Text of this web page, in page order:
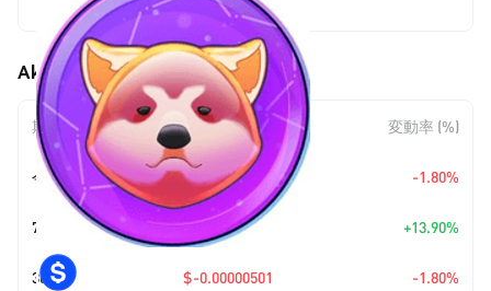
$0.00027323
Akita Inu ASA (AKTA) の価格変動
期間 金額変動 変動率 (%)
今日 $-0.00000501 -1.80%
7日 +$0.00003334 +13.90%
30日 $-0.00000501 -1.80%